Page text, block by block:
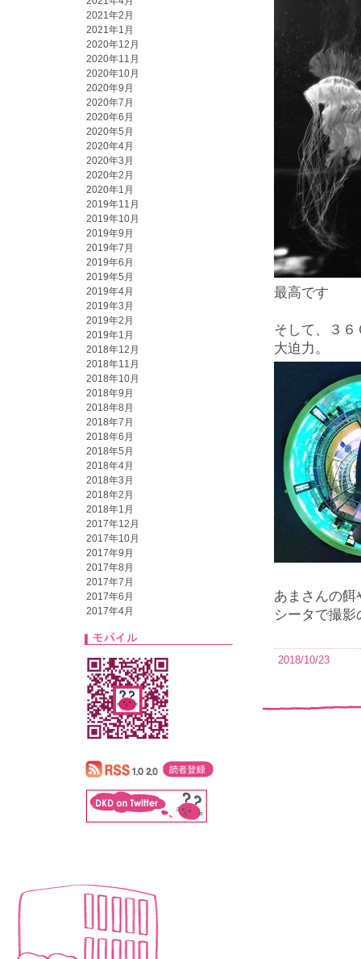
最高です
そして、３６
大迫力。
あまさんの
シータで撮
2018/10/23
2021年2月
2021年1月
2020年12月
2020年11月
2020年10月
2020年9月
2020年7月
2020年6月
2020年5月
2020年4月
2020年3月
2020年2月
2020年1月
2019年11月
2019年10月
2019年9月
2019年7月
2019年6月
2019年5月
2019年4月
2019年3月
2019年2月
2019年1月
2018年12月
2018年11月
2018年10月
2018年9月
2018年8月
2018年7月
2018年6月
2018年5月
2018年4月
2018年3月
2018年2月
2018年1月
2017年12月
2017年10月
2017年9月
2017年8月
2017年7月
2017年6月
2017年4月